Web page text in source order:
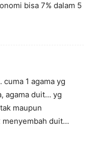
bisa 7% dalam 5
1 agama yg
agama duit… yg
maupun
menyembah duit…